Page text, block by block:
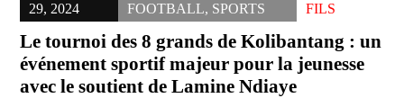
29, 2024
FOOTBALL, SPORTS
FILS
Le tournoi des 8 grands de Kolibantang : un
événement sportif majeur pour la jeunesse
avec le soutient de Lamine Ndiaye